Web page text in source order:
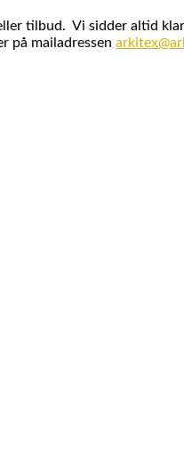
tilbud. Vi sidder altid
på mailadressen